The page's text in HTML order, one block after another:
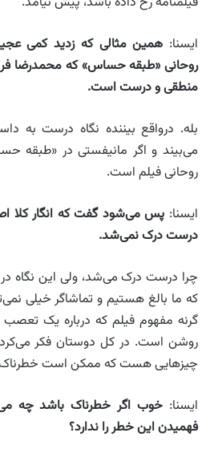
ایسنا: همین مثالی که زدید کمی
روحانی «طبقه حساس» که محمدرضا
منطقی و درست است.
بله. درواقع بیننده نگاه درست به
می‌بیند و اگر مانیفستی در «طبقه
روحانی فیلم است.
ایسنا: پس می‌شود گفت که انگار کلا
درست درک نمی‌شد.
چرا درست درک می‌شد، ولی این نگاه
که ما بالغ هستیم و تماشاگر خیلی
گرنه مفهوم فیلم که درباره یک تعصب
روشن است. در کل دوستان فکر
چیزهایی هست که ممکن است
ایسنا: خوب اگر خطرناک باشد چه
فهمیدن این خطر را ندارد؟